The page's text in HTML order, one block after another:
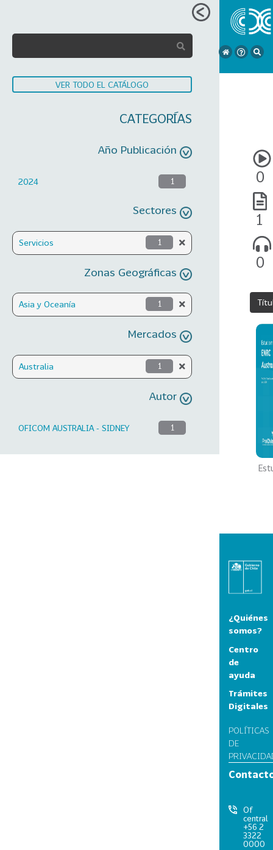
VER TODO EL CATÁLOGO
CATEGORÍAS
Año Publicación
2024 1
Sectores
Servicios 1
Zonas Geográficas
Asia y Oceanía 1
Mercados
Australia 1
Autor
OFICOM AUSTRALIA - SIDNEY 1
0
1
0
¿Quiénes
somos?
Centro
de
ayuda
Trámites
Digitales
POLÍTICAS
DE
Of
central
+56 2
3322
0000